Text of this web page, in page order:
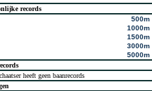
records
500m
1000m
1500m
3000m
5000m
heeft geen baanrecords